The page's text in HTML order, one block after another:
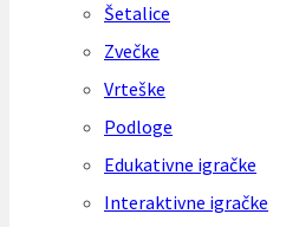
Šetalice
Zvečke
Vrteške
Podloge
Edukativne igračke
Interaktivne igračke